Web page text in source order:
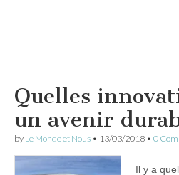
Quelles
un avenir
by Le Monde et Nous • 13/03/2018 • 0
Il y a